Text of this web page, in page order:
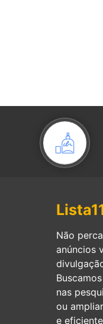
Não
anúncios
nas
ou
e